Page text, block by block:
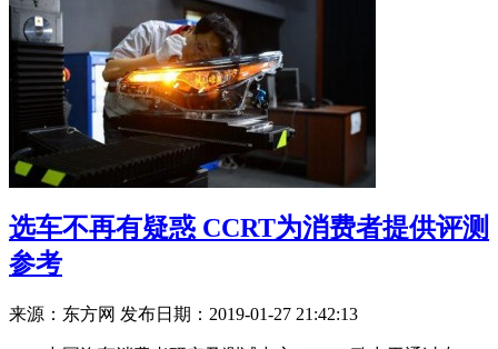
选车不再有疑惑 CCRT为消费者提供评测
参考
来源：东方网 发布日期：2019-01-27 21:42:13